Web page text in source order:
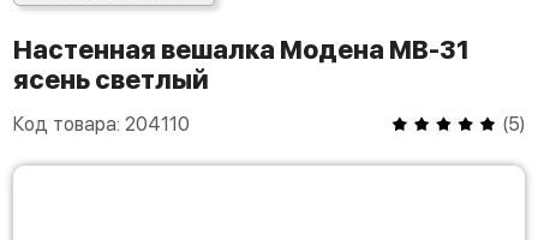
Настенная вешалка Модена МВ-31
ясень светлый
Код товара: 204110 (5)